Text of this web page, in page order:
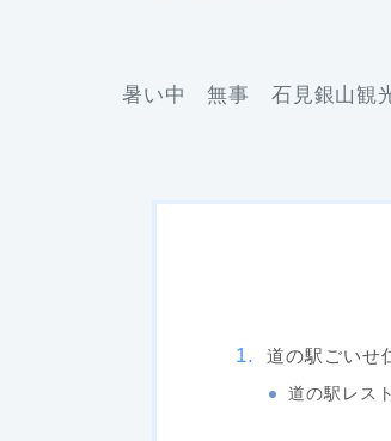
暑い中 無事 石見銀山観
道の駅ごいせ
道の駅レス